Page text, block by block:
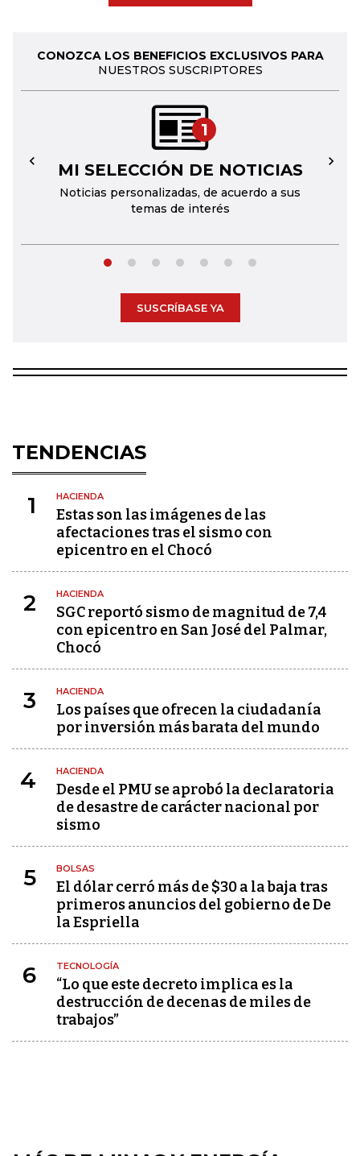
CONOZCA LOS BENEFICIOS EXCLUSIVOS PARA
NUESTROS SUSCRIPTORES
1
MI SELECCIÓN DE NOTICIAS
Noticias personalizadas, de acuerdo a sus
temas de interés
← →
SUSCRÍBASE YA
TENDENCIAS
1 HACIENDA
Estas son las imágenes de las
afectaciones tras el sismo con
epicentro en el Chocó
2 HACIENDA
SGC reportó sismo de magnitud de 7,4
con epicentro en San José del Palmar,
Chocó
3 HACIENDA
Los países que ofrecen la ciudadanía
por inversión más barata del mundo
4 HACIENDA
Desde el PMU se aprobó la declaratoria
de desastre de carácter nacional por
sismo
5 BOLSAS
El dólar cerró más de $30 a la baja tras
primeros anuncios del gobierno de De
la Espriella
6 TECNOLOGÍA
“Lo que este decreto implica es la
destrucción de decenas de miles de
trabajos”